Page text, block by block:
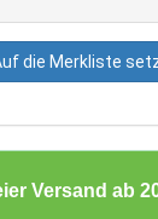
die Merkliste
Versand ab